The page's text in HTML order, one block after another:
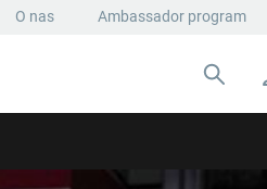
O nas Ambassador program
Szukaj: